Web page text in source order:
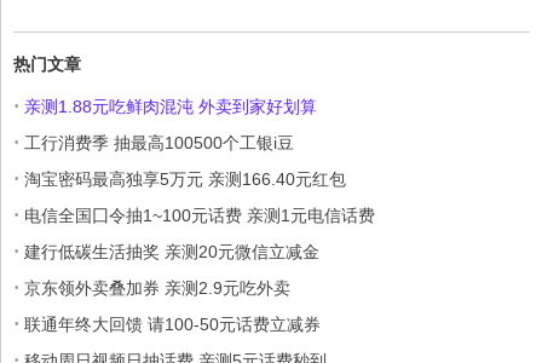
热门文章
· 亲测1.88元吃鲜肉混沌 外卖到家好划算
· 工行消费季 抽最高100500个工银i豆
· 淘宝密码最高独享5万元 亲测166.40元红包
· 电信全国囗令抽1~100元话费 亲测1元电信话费
· 建行低碳生活抽奖 亲测20元微信立减金
· 京东领外卖叠加券 亲测2.9元吃外卖
· 联通年终大回馈 请100-50元话费立减券